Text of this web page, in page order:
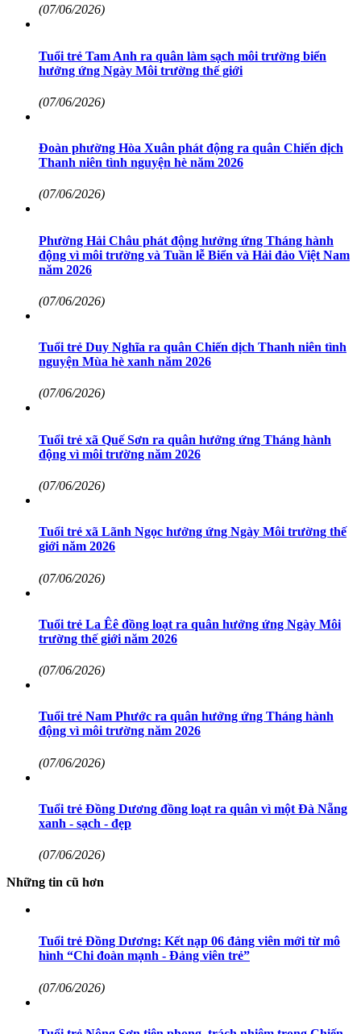
(07/06/2026)
Tuổi trẻ Tam Anh ra quân làm sạch môi trường biển
hưởng ứng Ngày Môi trường thế giới
(07/06/2026)
Đoàn phường Hòa Xuân phát động ra quân Chiến dịch
Thanh niên tình nguyện hè năm 2026
(07/06/2026)
Phường Hải Châu phát động hưởng ứng Tháng hành
động vì môi trường và Tuần lễ Biển và Hải đảo Việt Nam
năm 2026
(07/06/2026)
Tuổi trẻ Duy Nghĩa ra quân Chiến dịch Thanh niên tình
nguyện Mùa hè xanh năm 2026
(07/06/2026)
Tuổi trẻ xã Quế Sơn ra quân hưởng ứng Tháng hành
động vì môi trường năm 2026
(07/06/2026)
Tuổi trẻ xã Lãnh Ngọc hưởng ứng Ngày Môi trường thế
giới năm 2026
(07/06/2026)
Tuổi trẻ La Êê đồng loạt ra quân hưởng ứng Ngày Môi
trường thế giới năm 2026
(07/06/2026)
Tuổi trẻ Nam Phước ra quân hưởng ứng Tháng hành
động vì môi trường năm 2026
(07/06/2026)
Tuổi trẻ Đồng Dương đồng loạt ra quân vì một Đà Nẵng
xanh - sạch - đẹp
(07/06/2026)
Những tin cũ hơn
Tuổi trẻ Đồng Dương: Kết nạp 06 đảng viên mới từ mô
hình “Chi đoàn mạnh - Đảng viên trẻ”
(07/06/2026)